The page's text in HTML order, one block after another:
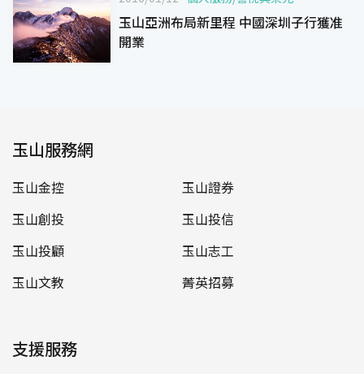
玉山亞洲布局新里程 中國深圳子行獲准
開業
玉山服務網
玉山金控
玉山證券
玉山創投
玉山投信
玉山投顧
玉山志工
玉山文教
菁英招募
支援服務